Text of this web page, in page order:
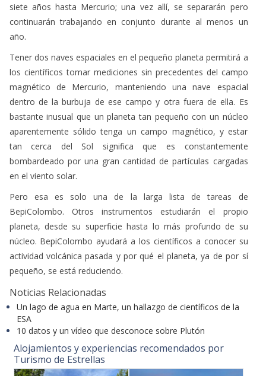
siete años hasta Mercurio; una vez allí, se separarán pero
continuarán trabajando en conjunto durante al menos un
año.
Tener dos naves espaciales en el pequeño planeta permitirá a
los científicos tomar mediciones sin precedentes del campo
magnético de Mercurio, manteniendo una nave espacial
dentro de la burbuja de ese campo y otra fuera de ella. Es
bastante inusual que un planeta tan pequeño con un núcleo
aparentemente sólido tenga un campo magnético, y estar
tan cerca del Sol significa que es constantemente
bombardeado por una gran cantidad de partículas cargadas
en el viento solar.
Pero esa es solo una de la larga lista de tareas de
BepiColombo. Otros instrumentos estudiarán el propio
planeta, desde su superficie hasta lo más profundo de su
núcleo. BepiColombo ayudará a los científicos a conocer su
actividad volcánica pasada y por qué el planeta, ya de por sí
pequeño, se está reduciendo.
Noticias Relacionadas
Un lago de agua en Marte, un hallazgo de científicos de la
ESA
10 datos y un vídeo que desconoce sobre Plutón
Alojamientos y experiencias recomendados por
Turismo de Estrellas